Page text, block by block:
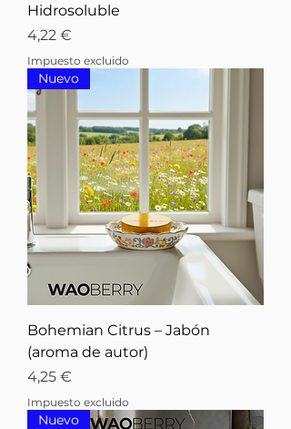
Hidrosoluble
Precio
4,22 €
Impuesto excluido
Nuevo
Bohemian Citrus – Jabón
(aroma de autor)
Precio
4,25 €
Impuesto excluido
Nuevo